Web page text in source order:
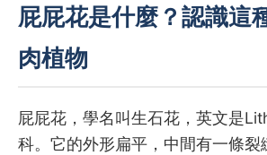
屁屁花是什麼？認識這
肉植物
屁屁花，學名叫生石花，英文是
科。它的外形扁平，中間有一條裂